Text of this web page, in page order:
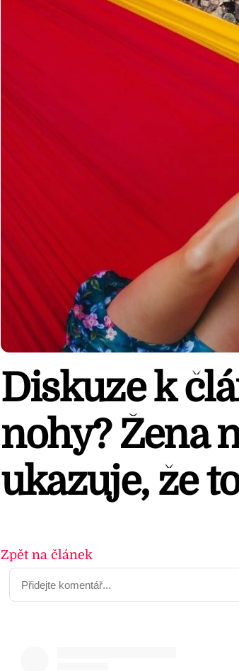
Diskuze k
nohy? Žena
ukazuje, že
Zpět na článek